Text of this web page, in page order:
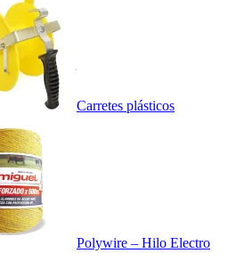
Carretes plásticos
Polywire – Hilo Electro